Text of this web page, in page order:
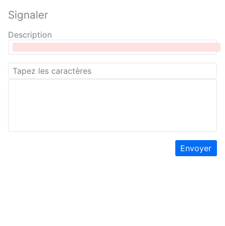
Signaler
Description
Envoyer